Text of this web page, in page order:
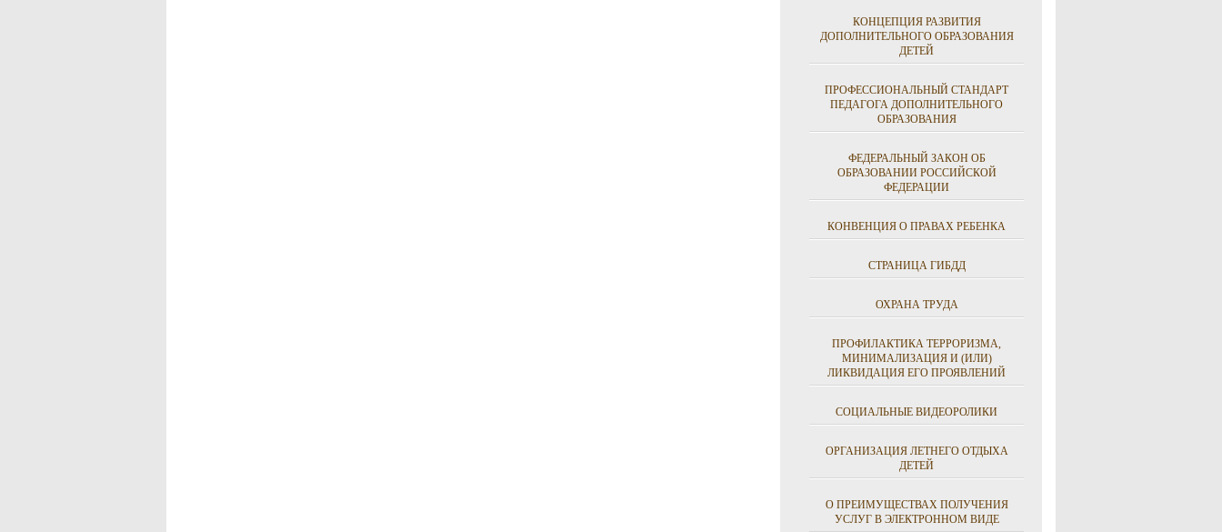
КОНЦЕПЦИЯ РАЗВИТИЯ
ДОПОЛНИТЕЛЬНОГО ОБРАЗОВАНИЯ
ДЕТЕЙ
ПРОФЕССИОНАЛЬНЫЙ СТАНДАРТ
ПЕДАГОГА ДОПОЛНИТЕЛЬНОГО
ОБРАЗОВАНИЯ
ФЕДЕРАЛЬНЫЙ ЗАКОН ОБ
ОБРАЗОВАНИИ РОССИЙСКОЙ
ФЕДЕРАЦИИ
КОНВЕНЦИЯ О ПРАВАХ РЕБЕНКА
СТРАНИЦА ГИБДД
ОХРАНА ТРУДА
ПРОФИЛАКТИКА ТЕРРОРИЗМА,
МИНИМАЛИЗАЦИЯ И (ИЛИ)
ЛИКВИДАЦИЯ ЕГО ПРОЯВЛЕНИЙ
СОЦИАЛЬНЫЕ ВИДЕОРОЛИКИ
ОРГАНИЗАЦИЯ ЛЕТНЕГО ОТДЫХА
ДЕТЕЙ
О ПРЕИМУЩЕСТВАХ ПОЛУЧЕНИЯ
УСЛУГ В ЭЛЕКТРОННОМ ВИДЕ